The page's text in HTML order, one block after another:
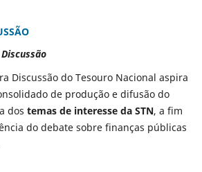
Discussão do Tesouro Nacional aspira
de produção e difusão do
dos temas de interesse da STN, a fim
do debate sobre finanças públicas